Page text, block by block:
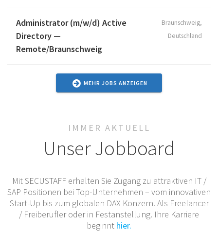
Administrator (m/w/d) Active
Directory —
Remote/Braunschweig
Braunschweig,
Deutschland
MEHR JOBS ANZEIGEN
IMMER AKTUELL
Unser Jobboard
Mit SECUSTAFF erhalten Sie Zugang zu attraktiven IT /
SAP Positionen bei Top-Unternehmen – vom innovativen
Start-Up bis zum globalen DAX Konzern. Als Freelancer
/ Freiberufler oder in Festanstellung. Ihre Karriere
beginnt hier.